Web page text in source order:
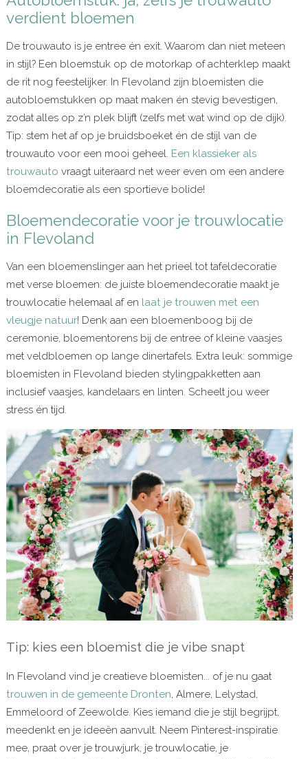
verdient bloemen
De trouwauto is je entree én exit. Waarom dan niet meteen
in stijl? Een bloemstuk op de motorkap of achterklep maakt
de rit nog feestelijker. In Flevoland zijn bloemisten die
autobloemstukken op maat maken én stevig bevestigen,
zodat alles op z’n plek blijft (zelfs met wat wind op de dijk).
Tip: stem het af op je bruidsboeket én de stijl van de
trouwauto voor een mooi geheel. Een klassieker als
trouwauto vraagt uiteraard net weer even om een andere
bloemdecoratie als een sportieve bolide!
Bloemendecoratie voor je trouwlocatie
in Flevoland
Van een bloemenslinger aan het prieel tot tafeldecoratie
met verse bloemen: de juiste bloemendecoratie maakt je
trouwlocatie helemaal af en laat je trouwen met een
vleugje natuur! Denk aan een bloemenboog bij de
ceremonie, bloementorens bij de entree of kleine vaasjes
met veldbloemen op lange dinertafels. Extra leuk: sommige
bloemisten in Flevoland bieden stylingpakketten aan
inclusief vaasjes, kandelaars en linten. Scheelt jou weer
stress én tijd.
Tip: kies een bloemist die je vibe snapt
In Flevoland vind je creatieve bloemisten... of je nu gaat
trouwen in de gemeente Dronten, Almere, Lelystad,
Emmeloord of Zeewolde. Kies iemand die je stijl begrijpt,
meedenkt en je ideeën aanvult. Neem Pinterest-inspiratie
mee, praat over je trouwjurk, je trouwlocatie, je